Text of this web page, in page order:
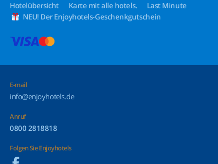
Hotelübersicht Karte mit alle hotels.
Last Minute
NEU! Der Enjoyhotels-Geschenkgutschein
E-mail
info@enjoyhotels.de
Anruf
0800 2818818
Folgen Sie Enjoyhotels